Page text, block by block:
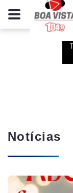
Notícias